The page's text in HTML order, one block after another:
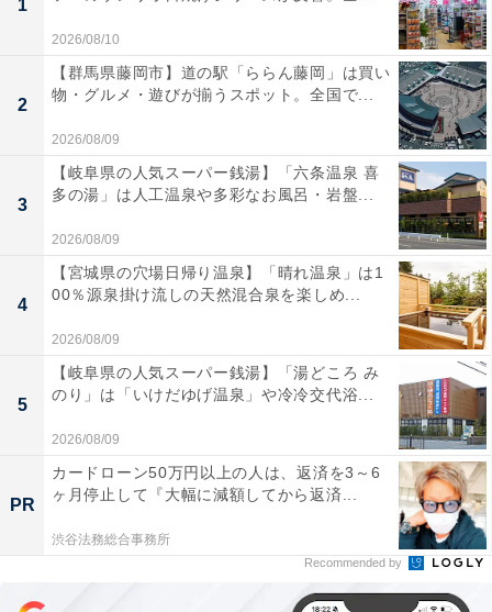
1
2026/08/10
2
【群馬県藤岡市】道の駅「ららん藤岡」は買い
物・グルメ・遊びが揃うスポット。全国で...
2026/08/09
3
【岐阜県の人気スーパー銭湯】「六条温泉 喜
多の湯」は人工温泉や多彩なお風呂・岩盤...
2026/08/09
4
【宮城県の穴場日帰り温泉】「晴れ温泉」は1
00％源泉掛け流しの天然混合泉を楽しめ...
2026/08/09
5
【岐阜県の人気スーパー銭湯】「湯どころ み
のり」は「いけだゆげ温泉」や冷冷交代浴...
2026/08/09
PR
カードローン50万円以上の人は、返済を3～6
ヶ月停止して『大幅に減額してから返済...
渋谷法務総合事務所
Recommended by